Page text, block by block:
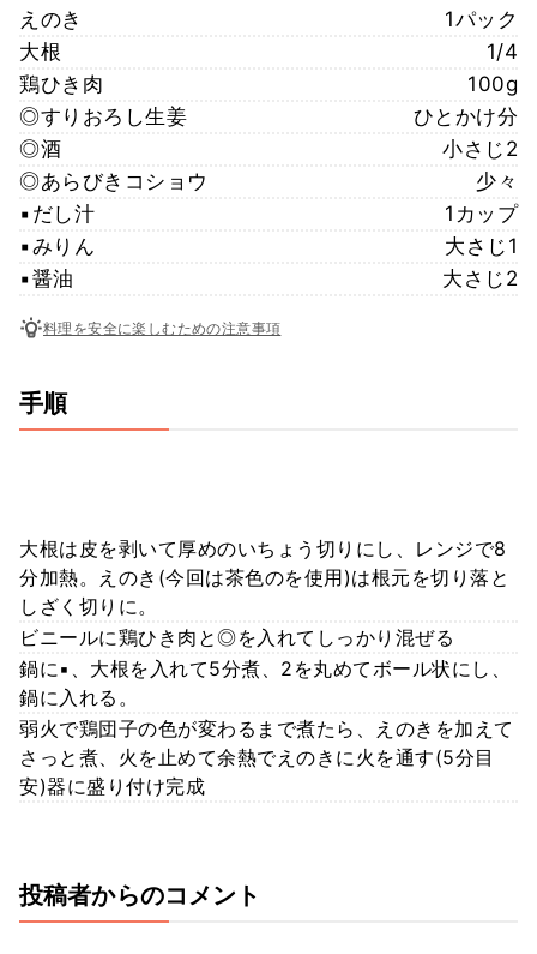
えのき
1パック
大根
1/4
鶏ひき肉
100g
◎すりおろし生姜
ひとかけ分
◎酒
小さじ2
◎あらびきコショウ
少々
▪︎だし汁
1カップ
▪︎みりん
大さじ1
▪︎醤油
大さじ2
料理を安全に楽しむための注意事項
手順
大根は皮を剥いて厚めのいちょう切りにし、レンジで8
分加熱。えのき(今回は茶色のを使用)は根元を切り落と
しざく切りに。
ビニールに鶏ひき肉と◎を入れてしっかり混ぜる
鍋に▪︎、大根を入れて5分煮、2を丸めてボール状にし、
鍋に入れる。
弱火で鶏団子の色が変わるまで煮たら、えのきを加えて
さっと煮、火を止めて余熱でえのきに火を通す(5分目
安)器に盛り付け完成
投稿者からのコメント